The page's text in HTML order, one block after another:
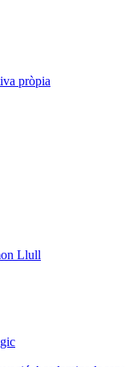
pròpia
Llull